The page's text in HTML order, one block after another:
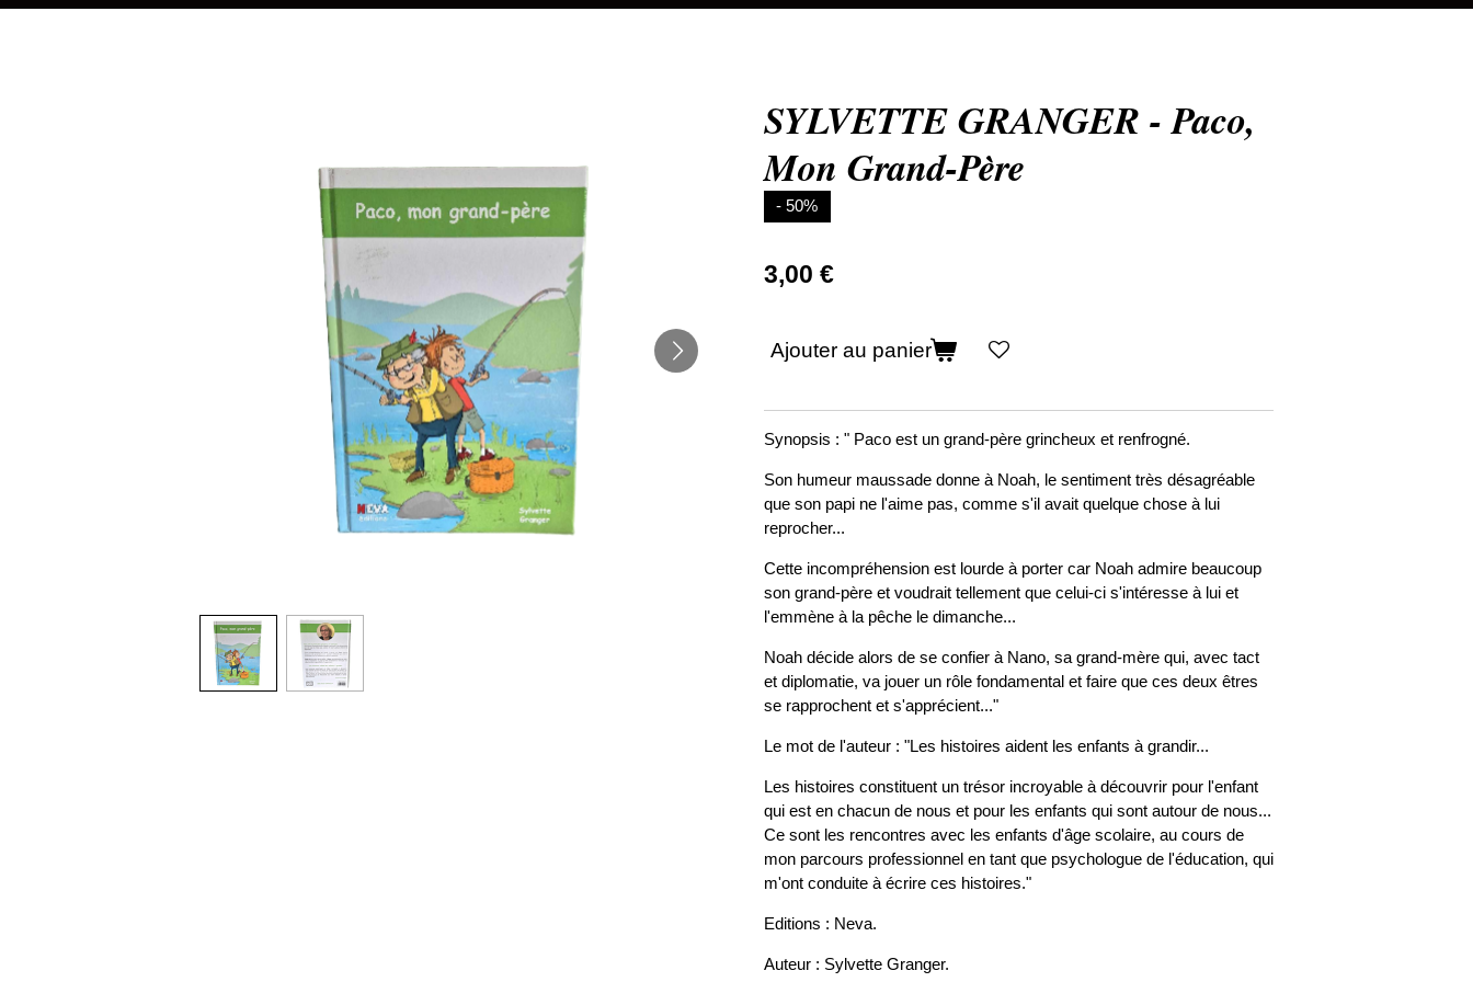
SYLVETTE GRANGER - Paco,
Mon Grand-Père
- 50%
3,00 €
Ajouter au panier
Synopsis : " Paco est un grand-père grincheux et renfrogné.
Son humeur maussade donne à Noah, le sentiment très désagréable
que son papi ne l'aime pas, comme s'il avait quelque chose à lui
reprocher...
Cette incompréhension est lourde à porter car Noah admire beaucoup
son grand-père et voudrait tellement que celui-ci s'intéresse à lui et
l'emmène à la pêche le dimanche...
Noah décide alors de se confier à Nano, sa grand-mère qui, avec tact
et diplomatie, va jouer un rôle fondamental et faire que ces deux êtres
se rapprochent et s'apprécient..."
Le mot de l'auteur : "Les histoires aident les enfants à grandir...
Les histoires constituent un trésor incroyable à découvrir pour l'enfant
qui est en chacun de nous et pour les enfants qui sont autour de nous...
Ce sont les rencontres avec les enfants d'âge scolaire, au cours de
mon parcours professionnel en tant que psychologue de l'éducation, qui
m'ont conduite à écrire ces histoires."
Editions : Neva.
Auteur : Sylvette Granger.